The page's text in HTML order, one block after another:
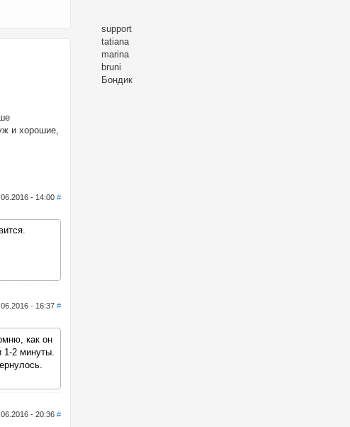
и хорошие,
- 14:00 #
- 16:37 #
как он
1-2 минуты.
- 20:36 #
support
tatiana
marina
bruni
Бондик